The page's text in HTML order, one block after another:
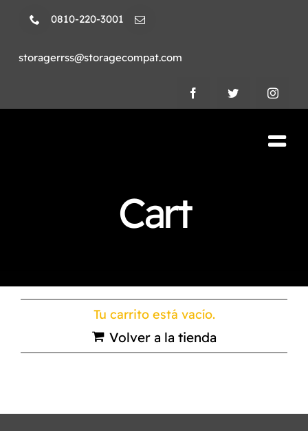
content
0810-220-3001
storagerrss@storagecompat.com
AMBIENTE
TIENDA
Cart
Tu carrito está vacío.
Volver a la tienda